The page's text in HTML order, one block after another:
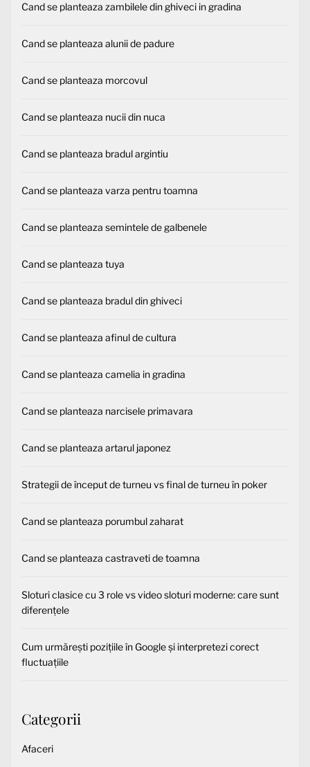
Cand se planteaza zambilele din ghiveci in gradina
Cand se planteaza alunii de padure
Cand se planteaza morcovul
Cand se planteaza nucii din nuca
Cand se planteaza bradul argintiu
Cand se planteaza varza pentru toamna
Cand se planteaza semintele de galbenele
Cand se planteaza tuya
Cand se planteaza bradul din ghiveci
Cand se planteaza afinul de cultura
Cand se planteaza camelia in gradina
Cand se planteaza narcisele primavara
Cand se planteaza artarul japonez
Strategii de început de turneu vs final de turneu în poker
Cand se planteaza porumbul zaharat
Cand se planteaza castraveti de toamna
Sloturi clasice cu 3 role vs video sloturi moderne: care sunt
diferențele
Cum urmărești pozițiile în Google și interpretezi corect
fluctuațiile
Categorii
Afaceri